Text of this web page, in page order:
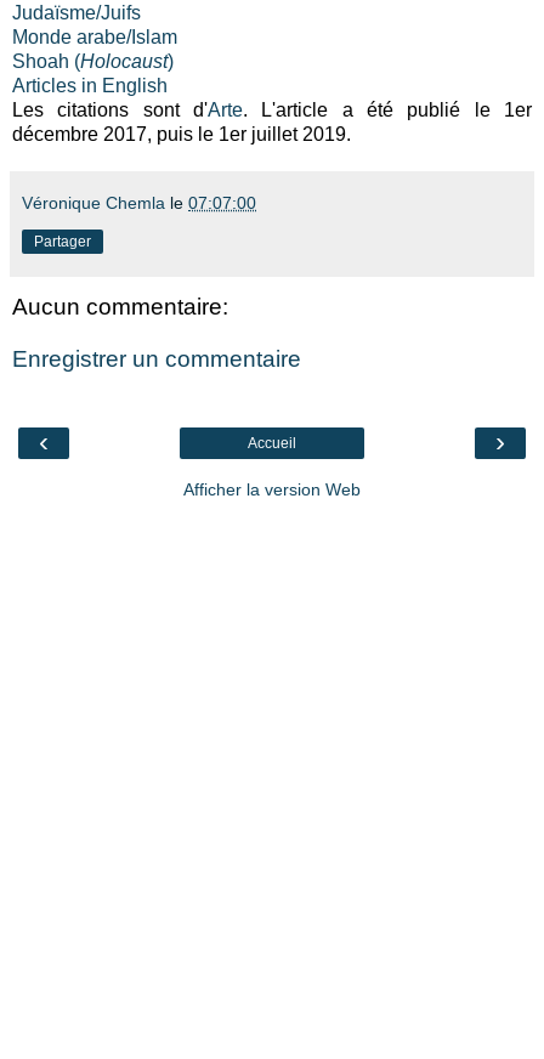
Judaïsme/Juifs
Monde arabe/Islam
Shoah (Holocaust)
Articles in English
Les citations sont d'Arte. L'article a été publié le 1er
décembre 2017, puis le 1er juillet 2019.
Véronique Chemla le 07:07:00
Partager
Aucun commentaire:
Enregistrer un commentaire
‹ ›
Accueil
Afficher la version Web